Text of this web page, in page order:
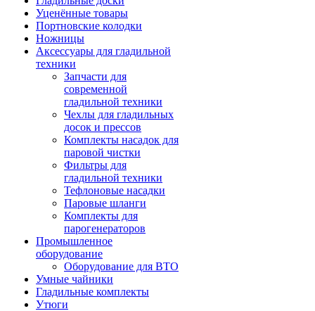
Уценённые товары
Портновские колодки
Ножницы
Аксессуары для гладильной
техники
Запчасти для
современной
гладильной техники
Чехлы для гладильных
досок и прессов
Комплекты насадок для
паровой чистки
Фильтры для
гладильной техники
Тефлоновые насадки
Паровые шланги
Комплекты для
парогенераторов
Промышленное
оборудование
Оборудование для ВТО
Умные чайники
Гладильные комплекты
Утюги